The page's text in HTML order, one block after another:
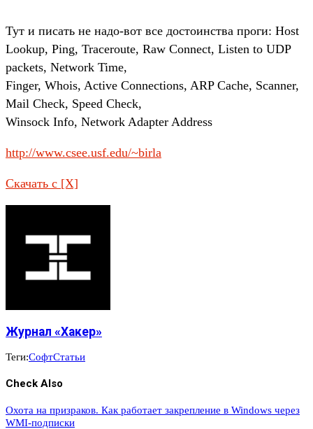
Тут и писать не надо-вот все достоинства проги: Host
Lookup, Ping, Traceroute, Raw Connect, Listen to UDP
packets, Network Time,
Finger, Whois, Active Connections, ARP Cache, Scanner,
Mail Check, Speed Check,
Winsock Info, Network Adapter Address
http://www.csee.usf.edu/~birla
Скачать с [X]
Журнал «Хакер»
Теги:СофтСтатьи
Check Also
Охота на призраков. Как работает закрепление в Windows через
WMI-подписки